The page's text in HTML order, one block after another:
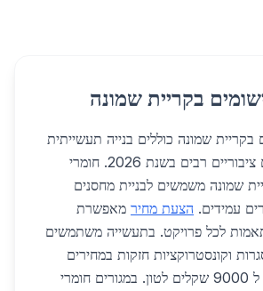
בקריית שמונה
בקריית שמונה כוללים בנייה תעשייתית
מגורים ופרויקטים ציבוריים רבים בשנת 2026. חומרי
שמונה משמשים לבניית מחסנים
עמידים. הצעת מחיר מאפשרת
לכל פרויקט. בתעשייה משתמשים
וקונסטרוקציות חזקות במחירים
הנעים בין 5000 ל 9000 שקלים לטון. במגורים חומרי